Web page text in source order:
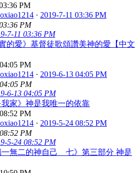
PM
· 2019-7-11 03:36 PM
PM
7-11 03:36 PM
的愛》基督徒歌頌讚美神的愛【中文
PM
· 2019-6-13 04:05 PM
PM
6-13 04:05 PM
家》神是我唯一的依靠
PM
· 2019-5-24 08:52 PM
PM
5-24 08:52 PM
一無二的神自己 七》第三部分 神是